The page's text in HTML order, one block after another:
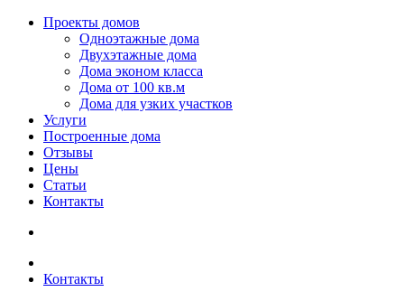
Проекты домов
Одноэтажные дома
Двухэтажные дома
Дома эконом класса
Дома от 100 кв.м
Дома для узких участков
Услуги
Построенные дома
Отзывы
Цены
Статьи
Контакты
Контакты